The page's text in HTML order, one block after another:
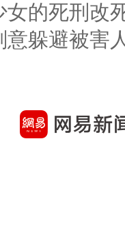
女的死刑改
意躲避被害